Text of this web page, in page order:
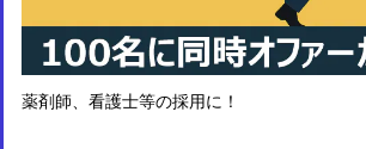
薬剤師、看護士等の採用に！